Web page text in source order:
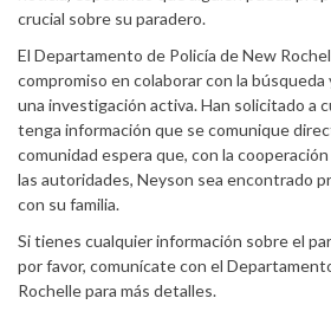
crucial sobre su paradero.
El Departamento de Policía de New
compromiso en colaborar con la búsqueda
una investigación activa. Han solicitado a
tenga información que se comunique
comunidad espera que, con la
las autoridades, Neyson sea encontrado
con su familia.
Si tienes cualquier información sobre el
por favor, comunícate con el
Rochelle para más detalles.